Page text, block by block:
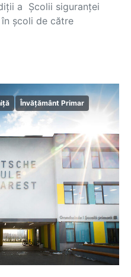
a Școlii siguranței
școli de către
Învățământ Primar